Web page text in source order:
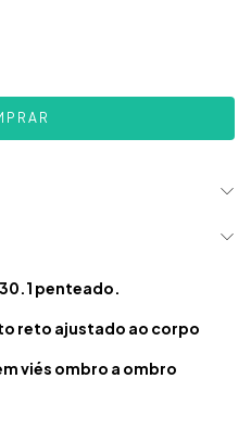
penteado.
reto ajustado ao corpo
viés ombro a ombro